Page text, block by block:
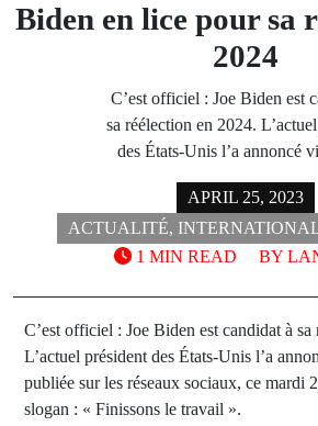
Biden en lice pour sa
2024
C’est officiel : Joe Biden est
sa réélection en 2024.
des États-Unis l’a annoncé
APRIL 25, 2023
ACTUALITÉ,
BY
1 MIN READ
C’est officiel : Joe Biden est candidat à
L’actuel président des États-Unis l’a
publiée sur les réseaux sociaux, ce mardi
slogan : « Finissons le travail ».